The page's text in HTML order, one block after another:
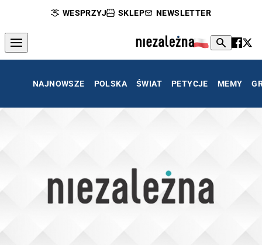
WESPRZYJ SKLEP NEWSLETTER
NAJNOWSZE POLSKA ŚWIAT PETYCJE MEMY